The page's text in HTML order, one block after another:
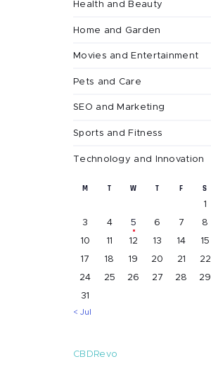
Health and Beauty
Home and Garden
Movies and Entertainment
Pets and Care
SEO and Marketing
Sports and Fitness
Technology and Innovation
M T W T F S
1
3
4 5 6 7 8
10
11 12 13 14 15
17
18 19 20 21 22
24
25 26 27 28 29
31
« Jul
CBDRevo